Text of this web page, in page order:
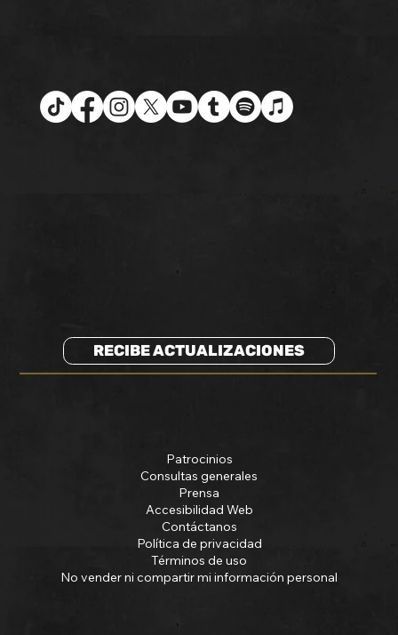
RECIBE ACTUALIZACIONES
Patrocinios
Consultas generales
Prensa
Accesibilidad Web
Contáctanos
Política de privacidad
Términos de uso
No vender ni compartir mi información personal